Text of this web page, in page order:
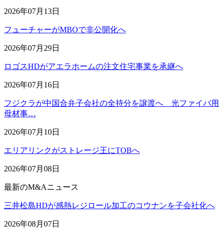
2026年07月13日
フューチャーがMBOで非公開化へ
2026年07月29日
ロゴスHDがアエラホームの注文住宅事業を承継へ
2026年07月16日
フジクラが中国合弁子会社の全持分を譲渡へ 光ファイバ用
母材事…
2026年07月10日
エリアリンクがストレージ王にTOBへ
2026年07月08日
最新のM&Aニュース
三井松島HDが感熱レジロール加工のコウナンを子会社化へ
2026年08月07日